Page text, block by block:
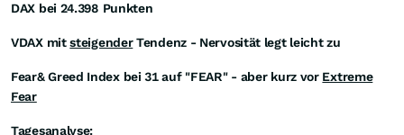
DAX bei 24.398 Punkten
VDAX mitsteigenderTendenz - Nervosität legt leicht zu
Fear& Greed Index bei 31 auf "FEAR" - aber kurz vor Extreme
Fear
Tagesanalyse: